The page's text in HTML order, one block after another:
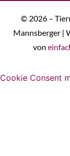
© 2026 –
Mannsberger |
von
Cookie Consent